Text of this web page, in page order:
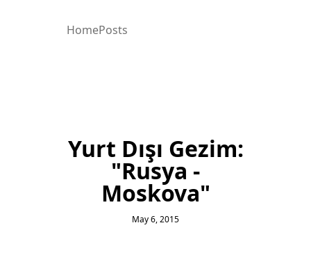
HomePosts
Yurt Dışı Gezim:
"Rusya -
Moskova"
May 6, 2015